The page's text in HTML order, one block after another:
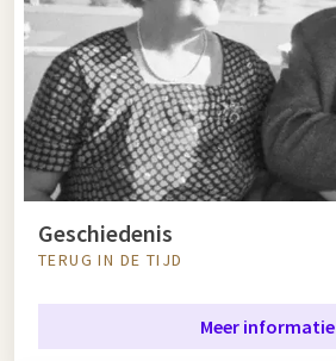
Geschiedenis
TERUG IN DE TIJD
Meer informatie